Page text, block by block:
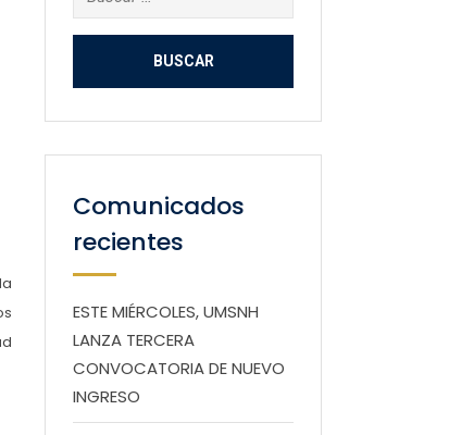
Comunicados
recientes
ESTE MIÉRCOLES, UMSNH
LANZA TERCERA
CONVOCATORIA DE NUEVO
INGRESO